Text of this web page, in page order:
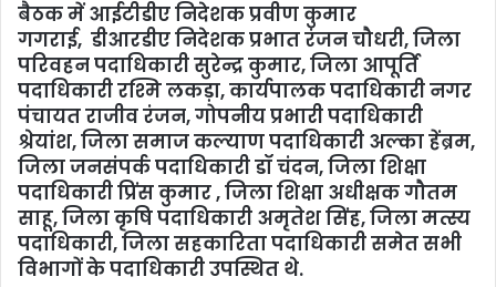
बैठक में आईटीडीए निदेशक प्रवीण कुमार
गगराई, डीआरडीए निदेशक प्रभात रंजन चौधरी, जिला
परिवहन पदाधिकारी सुरेन्द्र कुमार, जिला आपूर्ति
पदाधिकारी रश्मि लकड़ा, कार्यपालक पदाधिकारी नगर
पंचायत राजीव रंजन, गोपनीय प्रभारी पदाधिकारी
श्रेयांश, जिला समाज कल्याण पदाधिकारी अल्का हेंब्रम,
जिला जनसंपर्क पदाधिकारी डॉ चंदन, जिला शिक्षा
पदाधिकारी प्रिंस कुमार , जिला शिक्षा अधीक्षक गौतम
साहू, जिला कृषि पदाधिकारी अमृतेश सिंह, जिला मत्स्य
पदाधिकारी, जिला सहकारिता पदाधिकारी समेत सभी
विभागों के पदाधिकारी उपस्थित थे.